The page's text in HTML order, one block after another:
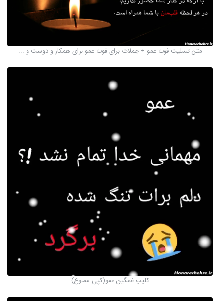
متن تسلیت فوت عمو + جملات برای فوت عمو برای همکار و دوست و ...
کلیپ غمگین عمو(کپی ممنوع)